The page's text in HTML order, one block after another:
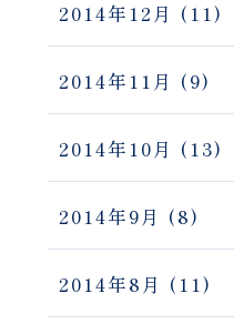
2014年12月 (11)
2014年11月 (9)
2014年10月 (13)
2014年9月 (8)
2014年8月 (11)